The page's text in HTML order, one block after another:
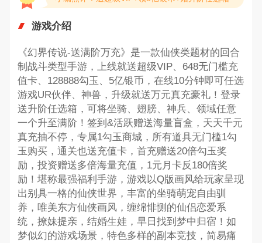
游戏介绍
《幻界传说-送满阶万充》是一款仙侠类题材的回合
制战斗类型手游，上线就送超级VIP、648无门槛充
值卡、128888勾玉、5亿银币，在线10分钟即可任选
游戏UR伙伴、神兽，升级就送万元真充豪礼！登录
送升阶任选箱，可将坐骑、翅膀、神兵、领域任意
一个升至满阶！签到&活跃赠送海量盲盒，天天千元
真充抽不停，专属1勾玉商城，所有道具无门槛1勾
玉购买，通关也送充值卡，首充赠送20倍勾玉奖
励，投资赠送多倍海量充值，1元月卡反180倍奖
励！堪称最强福利手游，游戏以Q版画风给玩家呈现
出别具一格的仙侠世界，丰富的坐骑萌宠自由驯
养，唯美东方仙侠画风，缠绵悱恻的仙侣恋爱系
统，撩妹提亲，结婚生娃，早日找到梦中归宿！如
梦似幻的游戏场景，特色多样的副本竞技，简易痛